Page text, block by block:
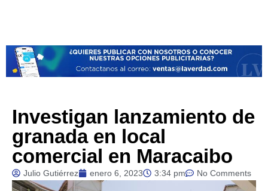
Investigan lanzamiento de
granada en local
comercial en Maracaibo
Julio Gutiérrez enero 6, 2023 3:34 pm No Comments